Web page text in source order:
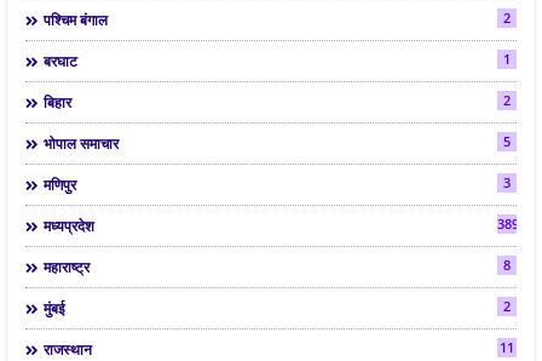
पश्चिम बंगाल 2
बरघाट 1
बिहार 2
भोपाल समाचार 5
मणिपुर 3
मध्यप्रदेश 3892
महाराष्ट्र 8
मुंबई 2
राजस्थान 11